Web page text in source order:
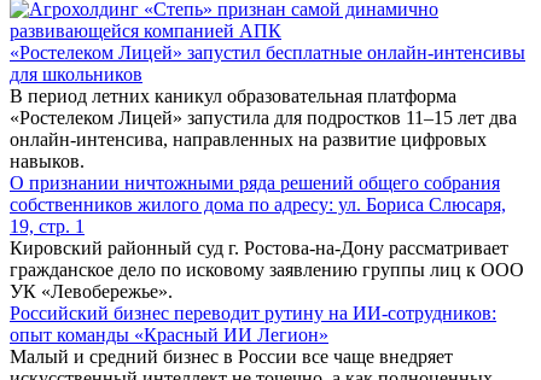
«Ростелеком Лицей» запустил бесплатные онлайн-интенсивы
для школьников
В период летних каникул образовательная платформа
«Ростелеком Лицей» запустила для подростков 11–15 лет два
онлайн-интенсива, направленных на развитие цифровых
навыков.
О признании ничтожными ряда решений общего собрания
собственников жилого дома по адресу: ул. Бориса Слюсаря,
19, стр. 1
Кировский районный суд г. Ростова-на-Дону рассматривает
гражданское дело по исковому заявлению группы лиц к ООО
УК «Левобережье».
Российский бизнес переводит рутину на ИИ-сотрудников:
опыт команды «Красный ИИ Легион»
Малый и средний бизнес в России все чаще внедряет